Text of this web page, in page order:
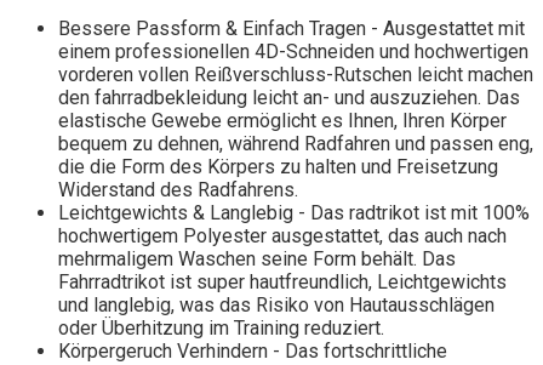
Bessere Passform & Einfach Tragen - Ausgestattet mit
einem professionellen 4D-Schneiden und hochwertigen
vorderen vollen Reißverschluss-Rutschen leicht machen
den fahrradbekleidung leicht an- und auszuziehen. Das
elastische Gewebe ermöglicht es Ihnen, Ihren Körper
bequem zu dehnen, während Radfahren und passen eng,
die die Form des Körpers zu halten und Freisetzung
Widerstand des Radfahrens.
Leichtgewichts & Langlebig - Das radtrikot ist mit 100%
hochwertigem Polyester ausgestattet, das auch nach
mehrmaligem Waschen seine Form behält. Das
Fahrradtrikot ist super hautfreundlich, Leichtgewichts
und langlebig, was das Risiko von Hautausschlägen
oder Überhitzung im Training reduziert.
Körpergeruch Verhindern - Das fortschrittliche